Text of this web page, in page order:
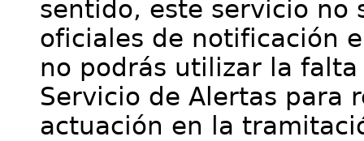
sentido, este servicio no
oficiales de notificación
no podrás utilizar la
Servicio de Alertas para
actuación en la